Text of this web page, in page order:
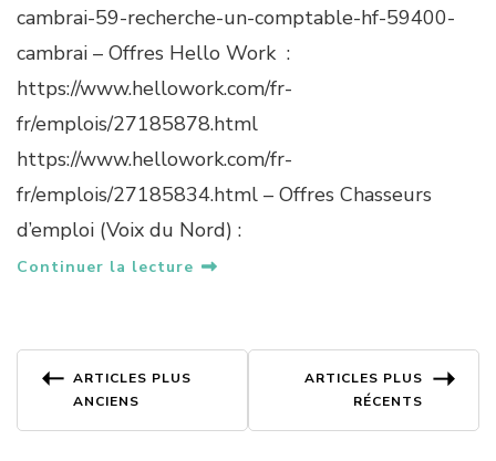
2
2
cambrai-59-recherche-un-comptable-hf-59400-
cambrai – Offres Hello Work :
https://www.hellowork.com/fr-
fr/emplois/27185878.html
https://www.hellowork.com/fr-
fr/emplois/27185834.html – Offres Chasseurs
d’emploi (Voix du Nord) :
Continuer la lecture
Navigation
des
ARTICLES PLUS
ANCIENS
ARTICLES PLUS
RÉCENTS